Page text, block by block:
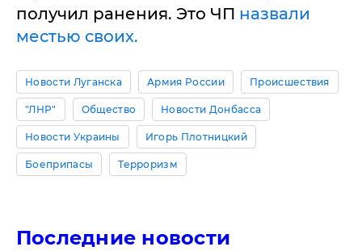
получил ранения. Это ЧП назвали
местью своих.
Новости Луганска Армия России Происшествия
"ЛНР" Общество Новости Донбасса
Новости Украины Игорь Плотницкий
Боеприпасы Терроризм
Последние новости